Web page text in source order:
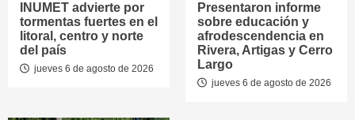
INUMET advierte por
tormentas fuertes en el
litoral, centro y norte
del país
jueves 6 de agosto de 2026
Presentaron informe
sobre educación y
afrodescendencia en
Rivera, Artigas y Cerro
Largo
jueves 6 de agosto de 2026